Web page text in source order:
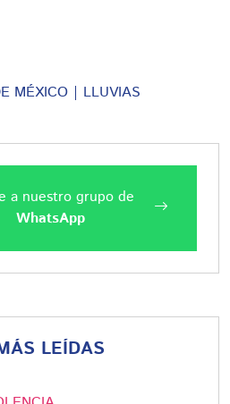
MÉXICO LLUVIAS
a nuestro grupo de
WhatsApp
LEÍDAS